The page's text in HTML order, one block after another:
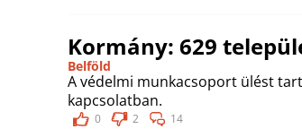
Kormány: 629
Belföld
A védelmi munkacsoport ülést
kapcsolatban.
0 2 14